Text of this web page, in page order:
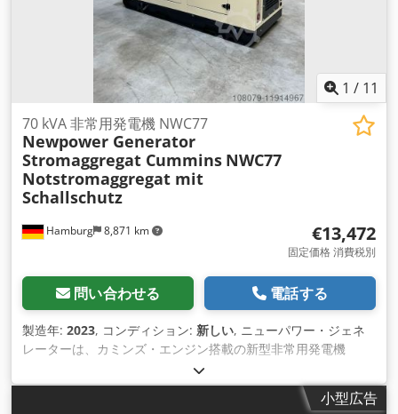
1 / 11
Hamburg 8,871 km
70 kVA 非常用発電機 NWC77
Newpower Generator
Stromaggregat Cummins NWC77
Notstromaggregat mit
Schallschutz
€13,472
固定価格 消費税別
問い合わせる 電話する
製造年: 2023, コンディション: 新しい, ニューパワー・ジェネ
レーターは、カミンズ・エンジン搭載の新型非常用発電機
NWC77を自信を持って紹介します。この発電機は新しく、 制
御装置、ディーゼルタンク、排気バッテリー、電気速度制御装
置、AVR、バッテリー充電器、冷却水ヒーター、ターボチャー
小型広告